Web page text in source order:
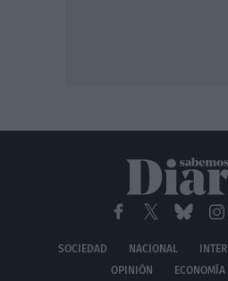
SOCIEDAD NACIONAL
OPINIÓN
ECONOMÍA